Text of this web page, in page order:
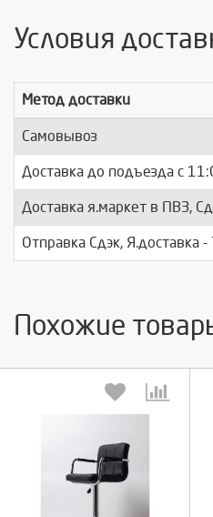
Условия
Метод доставки
Самовывоз
Доставка до подъезда c
Доставка я.маркет в ПВЗ,
Отправка Сдэк, Я.доставка
Похожие